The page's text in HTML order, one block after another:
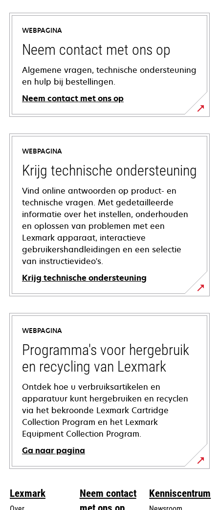
WEBPAGINA
Neem contact met ons op
Algemene vragen, technische ondersteuning
en hulp bij bestellingen.
Neem contact met ons op
WEBPAGINA
Krijg technische ondersteuning
Vind online antwoorden op product- en
technische vragen. Met gedetailleerde
informatie over het instellen, onderhouden
en oplossen van problemen met een
Lexmark apparaat, interactieve
gebruikershandleidingen en een selectie
van instructievideo's.
Krijg technische ondersteuning
opens
in
new
tab
WEBPAGINA
Programma's voor hergebruik
en recycling van Lexmark
Ontdek hoe u verbruiksartikelen en
apparatuur kunt hergebruiken en recyclen
via het bekroonde Lexmark Cartridge
Collection Program en het Lexmark
Equipment Collection Program.
Ga naar pagina
Lexmark
Neem contact
Kenniscentrum